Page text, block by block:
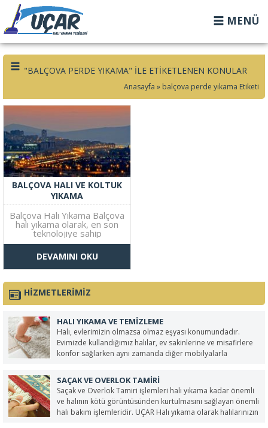
MENÜ
"BALÇOVA PERDE YIKAMA" ILE ETIKETLENEN KONULAR
Anasayfa » balçova perde yıkama Etiketi
BALÇOVA HALI VE KOLTUK
YIKAMA
Balçova Halı Yıkama Balçova
halı yıkama olarak, en son
teknolojiye sahip
ekipmanlarımızla
müşterilerimize
profesyonel bir temizlik
hizmeti sunuyoruz. Özel
bitkisel bazlı halı şampuanı
kullanarak, halılarınızın doğal
dokusuna zarar vermeden,
etkili bir temizlik sağlıyoruz.
Tam otomatik bant
sistemli...
DEVAMINI OKU
HIZMETLERIMIZ
HALI YIKAMA VE TEMIZLEME
Halı, evlerimizin olmazsa olmaz eşyası konumundadır.
Evimizde kullandığımız halılar, ev sakinlerine ve misafirlere
konfor sağlarken aynı zamanda diğer mobilyalarla
zamanla yıpranmakta, renkleri solmakta ve kirlenmektedir.
Bunun gibi durumlarda halılarımızın temizlik ve tamir ihtiyacı
oluştuğu...
SAÇAK VE OVERLOK TAMIRI
Saçak ve Overlok Tamiri işlemleri halı yıkama kadar önemli
ve halının kötü görüntüsünden kurtulmasını sağlayan önemli
halı bakım işlemleridir. UÇAR Halı yıkama olarak halılarınızın